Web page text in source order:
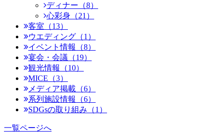
ディナー（8）
心彩身（21）
客室（13）
ウエディング（1）
イベント情報（8）
宴会・会議（19）
観光情報（10）
MICE（3）
メディア掲載（6）
系列施設情報（6）
SDGsの取り組み（1）
一覧ページへ